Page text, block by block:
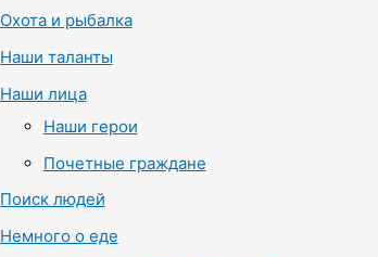
Охота и рыбалка
Наши таланты
Наши лица
Наши герои
Почетные граждане
Поиск людей
Немного о еде